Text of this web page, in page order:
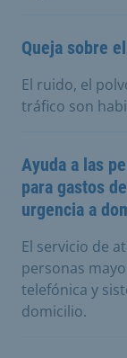
Queja sobre
El ruido, el
tráfico son
Ayuda a las
para gastos
urgencia a
El servicio de
personas
telefónica y
domicilio.